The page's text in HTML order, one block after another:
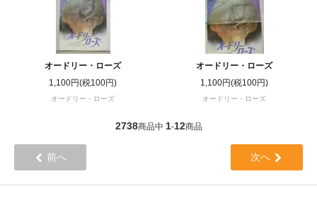
オードリー・ローズ
1,100円(税100円)
オードリー・ローズ
オードリー・ローズ
1,100円(税100円)
オードリー・ローズ
2738商品中 1-12商品
前へ 次へ